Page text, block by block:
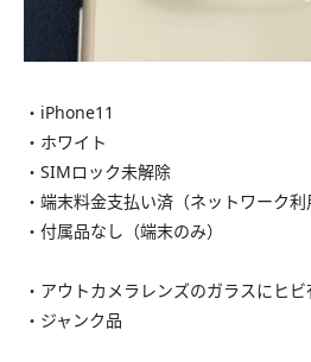
・iPhone11
・ホワイト
・SIMロック未解除
・端末料金支払い済（ネットワーク利
・付属品なし（端末のみ）
・アウトカメラレンズのガラスにヒビ
・ジャンク品